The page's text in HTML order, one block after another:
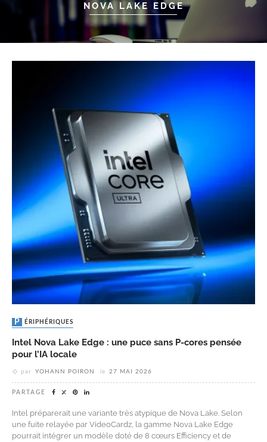
NOVA LAKE EDGE
PÉRIPHÉRIQUES
Intel Nova Lake Edge : une puce sans P-cores pensée
pour l’IA locale
par YOHANN POIRON le 27 MAI 2026
PARTAGE
Intel préparerait une variante très atypique de Nova Lake. Selon
une fuite relayée par VideoCardz, la gamme Nova Lake Edge
pourrait intégrer un modèle doté de 8 cœurs Efficiency et de